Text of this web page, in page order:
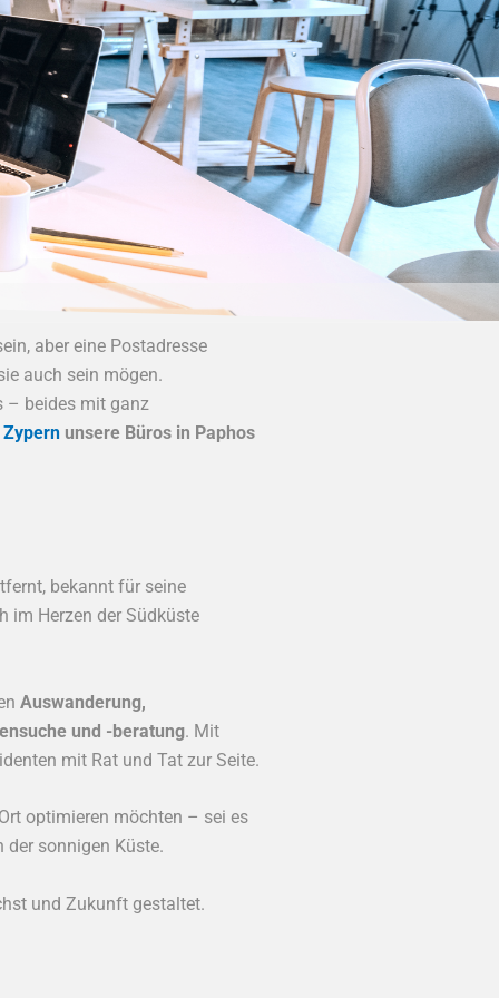
aber eine Postadresse
auch sein mögen.
– beides mit ganz
unsere Büros in Paphos
bekannt für seine
im Herzen der Südküste
Auswanderung,
und -beratung. Mit
mit Rat und Tat zur Seite.
optimieren möchten – sei es
der sonnigen Küste.
und Zukunft gestaltet.